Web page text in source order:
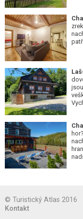
© Turistický Atlas 2016
Kontakt